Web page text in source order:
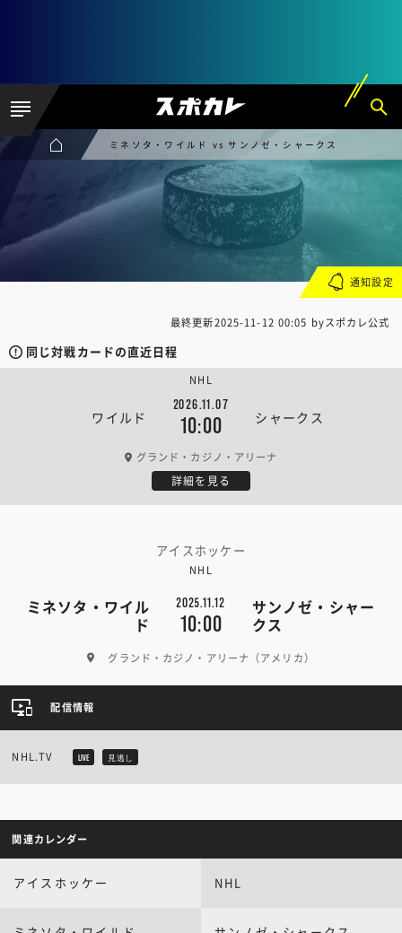
ミネソタ・ワイルド vs サンノゼ・シャークス
最終更新2025-11-12 00:05 byスポカレ公式
同じ対戦カードの直近日程
ワイルド
2026.11.07
10:00 シャークス
NHL
グランド・カジノ・アリーナ
詳細を見る
アイスホッケー
NHL
ミネソタ・ワイル
ド
2025.11.12
10:00
サンノゼ・シャー
クス
グランド・カジノ・アリーナ（アメリカ）
通知設定
配信情報
NHL.TV LIVE 見逃し
関連カレンダー
アイスホッケー NHL